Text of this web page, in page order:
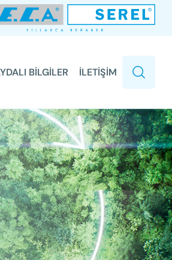
BİLGİLER İLETİŞİM